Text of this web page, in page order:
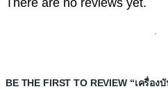
BE THE FIRST TO REVIEW “เครื่